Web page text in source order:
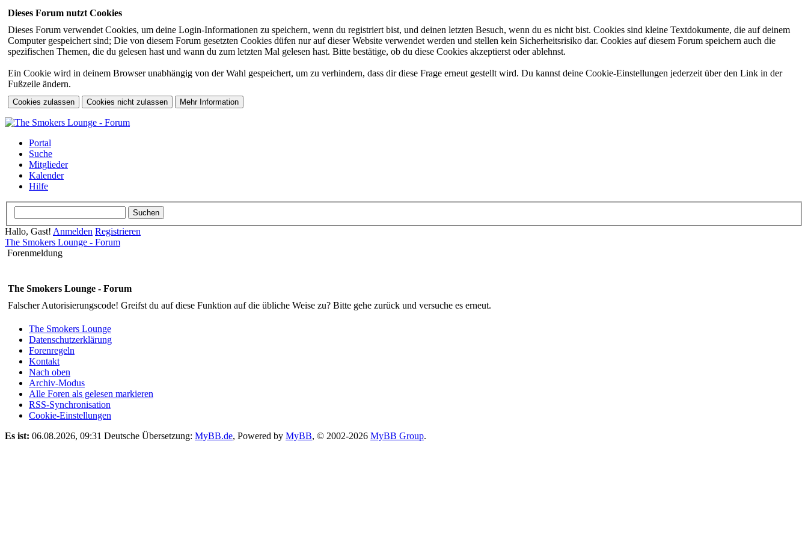
Dieses Forum nutzt Cookies
Dieses Forum verwendet Cookies, um deine Login-Informationen zu speichern, wenn du registriert bist, und deinen letzten Besuch, wenn du es nicht bist. Cookies sind kleine Textdokumente, die auf deinem
Computer gespeichert sind; Die von diesem Forum gesetzten Cookies düfen nur auf dieser Website verwendet werden und stellen kein Sicherheitsrisiko dar. Cookies auf diesem Forum speichern auch die
spezifischen Themen, die du gelesen hast und wann du zum letzten Mal gelesen hast. Bitte bestätige, ob du diese Cookies akzeptierst oder ablehnst.
Ein Cookie wird in deinem Browser unabhängig von der Wahl gespeichert, um zu verhindern, dass dir diese Frage erneut gestellt wird. Du kannst deine Cookie-Einstellungen jederzeit über den Link in der
Fußzeile ändern.
Portal
Suche
Mitglieder
Kalender
Hilfe
Hallo, Gast! Anmelden Registrieren
The Smokers Lounge - Forum
Forenmeldung
The Smokers Lounge - Forum
Falscher Autorisierungscode! Greifst du auf diese Funktion auf die übliche Weise zu? Bitte gehe zurück und versuche es erneut.
The Smokers Lounge
Datenschutzerklärung
Forenregeln
Kontakt
Nach oben
Archiv-Modus
Alle Foren als gelesen markieren
RSS-Synchronisation
Cookie-Einstellungen
Es ist: 06.08.2026, 09:31 Deutsche Übersetzung: MyBB.de, Powered by MyBB, © 2002-2026 MyBB Group.